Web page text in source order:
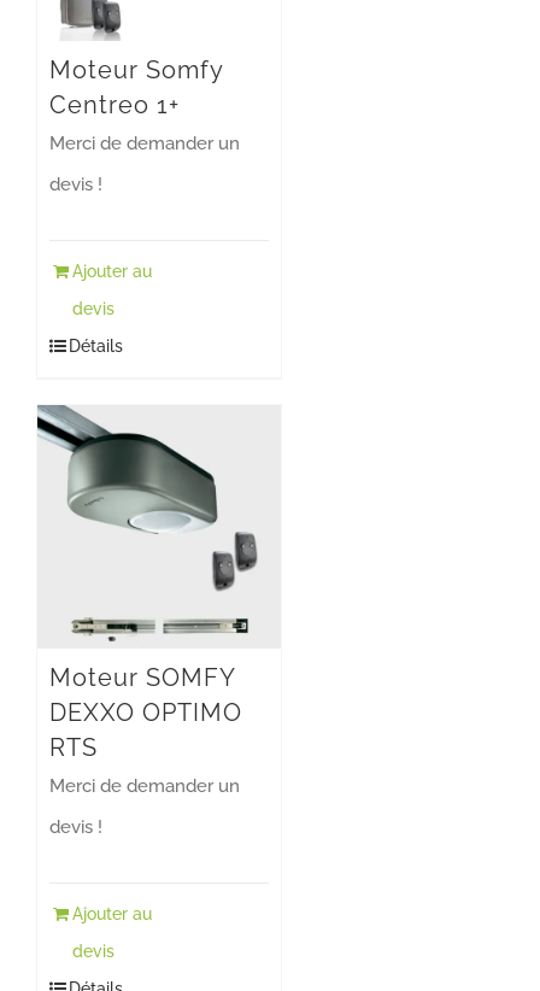
Moteur Somfy
Centreo 1+
Merci de demander un
devis !
Ajouter au
devis
Détails
Moteur SOMFY
DEXXO OPTIMO
RTS
Merci de demander un
devis !
Ajouter au
devis